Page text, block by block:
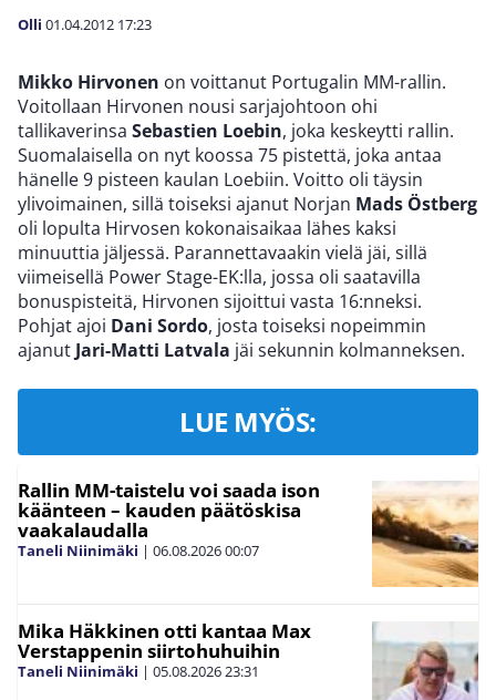
Olli 01.04.2012 17:23
Mikko Hirvonen on voittanut Portugalin MM-rallin.
Voitollaan Hirvonen nousi sarjajohtoon ohi
tallikaverinsa Sebastien Loebin, joka keskeytti rallin.
Suomalaisella on nyt koossa 75 pistettä, joka antaa
hänelle 9 pisteen kaulan Loebiin. Voitto oli täysin
ylivoimainen, sillä toiseksi ajanut Norjan Mads Östberg
oli lopulta Hirvosen kokonaisaikaa lähes kaksi
minuuttia jäljessä. Parannettavaakin vielä jäi, sillä
viimeisellä Power Stage-EK:lla, jossa oli saatavilla
bonuspisteitä, Hirvonen sijoittui vasta 16:nneksi.
Pohjat ajoi Dani Sordo, josta toiseksi nopeimmin
ajanut Jari-Matti Latvala jäi sekunnin kolmanneksen.
LUE MYÖS:
Rallin MM-taistelu voi saada ison
käänteen – kauden päätöskisa
vaakalaudalla
Taneli Niinimäki | 06.08.202600:07
Mika Häkkinen otti kantaa Max
Verstappenin siirtohuhuihin
Taneli Niinimäki | 05.08.202623:31